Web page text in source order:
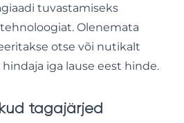
tuvastamiseks
Olenemata
otse või nutikalt
iga lause eest hinde.
tagajärjed